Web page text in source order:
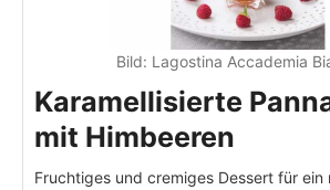
Bild: Lagostina Accademia
Karamellisierte
mit Himbeeren
Fruchtiges und cremiges Dessert für ein